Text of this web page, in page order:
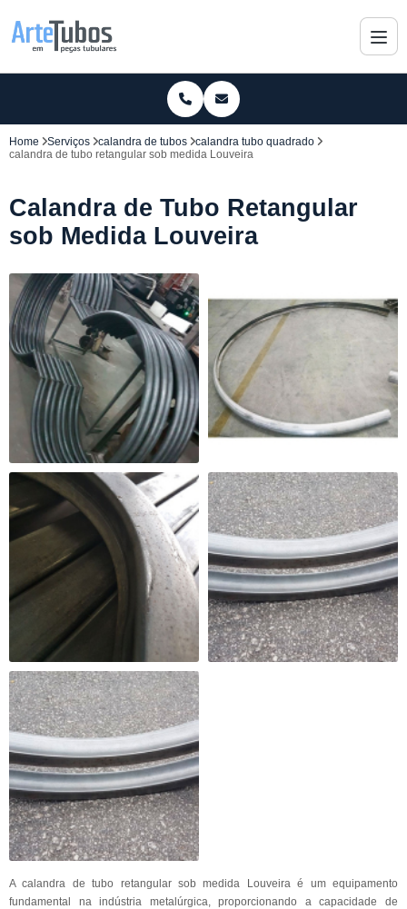
Home Serviços calandra de tubos
calandra tubo quadrado
calandra de tubo retangular sob medida Louveira
Calandra de Tubo Retangular
sob Medida Louveira
A calandra de tubo retangular sob medida Louveira é um equipamento
fundamental na indústria metalúrgica, proporcionando a capacidade de